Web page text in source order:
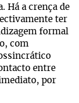
Há a crença de
ter
formal
com
entre
por